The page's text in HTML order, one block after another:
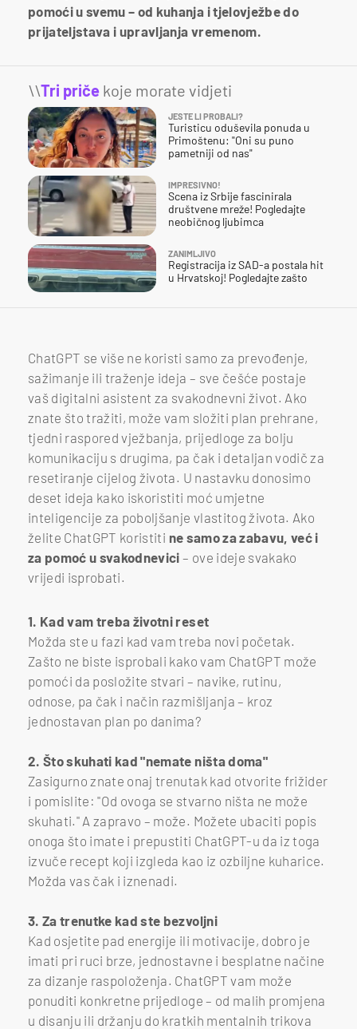
pomoći u svemu – od kuhanja i tjelovježbe do
prijateljstava i upravljanja vremenom.
\\Tri priče koje morate vidjeti
JESTE LI PROBALI?
Turisticu oduševila ponuda u
Primoštenu: "Oni su puno
pametniji od nas"
IMPRESIVNO!
Scena iz Srbije fascinirala
društvene mreže! Pogledajte
neobičnog ljubimca
ZANIMLJIVO
Registracija iz SAD-a postala hit
u Hrvatskoj! Pogledajte zašto
ChatGPT se više ne koristi samo za prevođenje,
sažimanje ili traženje ideja – sve češće postaje
vaš digitalni asistent za svakodnevni život. Ako
znate što tražiti, može vam složiti plan prehrane,
tjedni raspored vježbanja, prijedloge za bolju
komunikaciju s drugima, pa čak i detaljan vodič za
resetiranje cijelog života. U nastavku donosimo
deset ideja kako iskoristiti moć umjetne
inteligencije za poboljšanje vlastitog života. Ako
želite ChatGPT koristiti ne samo za zabavu, već i
za pomoć u svakodnevici – ove ideje svakako
vrijedi isprobati.
1. Kad vam treba životni reset
Možda ste u fazi kad vam treba novi početak.
Zašto ne biste isprobali kako vam ChatGPT može
pomoći da posložite stvari – navike, rutinu,
odnose, pa čak i način razmišljanja – kroz
jednostavan plan po danima?
2. Što skuhati kad "nemate ništa doma"
Zasigurno znate onaj trenutak kad otvorite frižider
i pomislite: "Od ovoga se stvarno ništa ne može
skuhati." A zapravo – može. Možete ubaciti popis
onoga što imate i prepustiti ChatGPT-u da iz toga
izvuče recept koji izgleda kao iz ozbiljne kuharice.
Možda vas čak i iznenadi.
3. Za trenutke kad ste bezvoljni
Kad osjetite pad energije ili motivacije, dobro je
imati pri ruci brze, jednostavne i besplatne načine
za dizanje raspoloženja. ChatGPT vam može
ponuditi konkretne prijedloge – od malih promjena
u disanju ili držanju do kratkih mentalnih trikova